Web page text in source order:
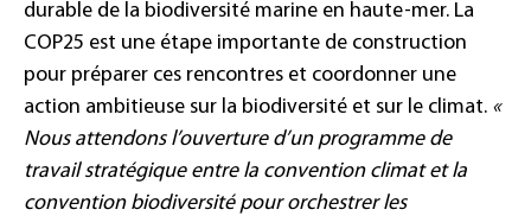
durable de la biodiversité marine en haute-mer. La
COP25 est une étape importante de construction
pour préparer ces rencontres et coordonner une
action ambitieuse sur la biodiversité et sur le climat. «
Nous attendons l’ouverture d’un programme de
travail stratégique entre la convention climat et la
convention biodiversité pour orchestrer les